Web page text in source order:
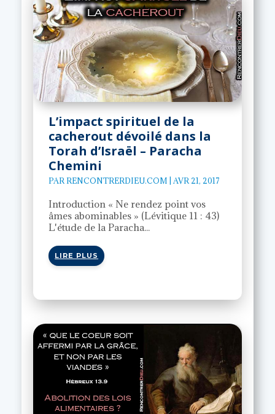
L’impact spirituel de la
cacherout dévoilé dans la
Torah d’Israël – Paracha
Chemini
PAR RENCONTRERDIEU.COM AVR 21, 2017
Introduction « Ne rendez point vos
âmes abominables » (Lévitique 11 : 43)
L'étude de la Paracha...
LIRE PLUS